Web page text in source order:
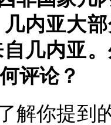
内亚大
几内亚
评论？
解你提到